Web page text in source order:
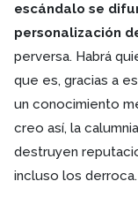
escándalo se
personalización
perversa. Habrá
que es, gracias a
un conocimiento
creo así, la
destruyen
incluso los derroca.